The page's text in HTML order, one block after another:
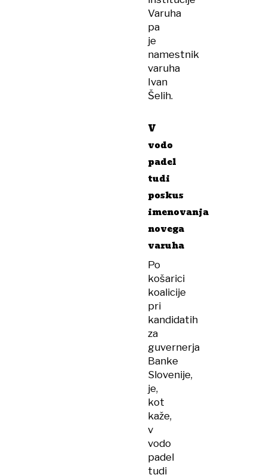
Varuha
pa
je
namestnik
varuha
Ivan
Šelih.
V
vodo
padel
tudi
poskus
imenovanja
novega
varuha
Po
košarici
koalicije
pri
kandidatih
za
guvernerja
Banke
Slovenije,
je,
kot
kaže,
v
vodo
padel
tudi